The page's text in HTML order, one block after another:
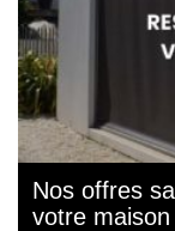
Nos offres
votre